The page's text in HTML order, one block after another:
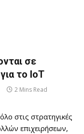
σε
το IoT
2 Mins Read
στις στρατηγικές
επιχειρήσεων,